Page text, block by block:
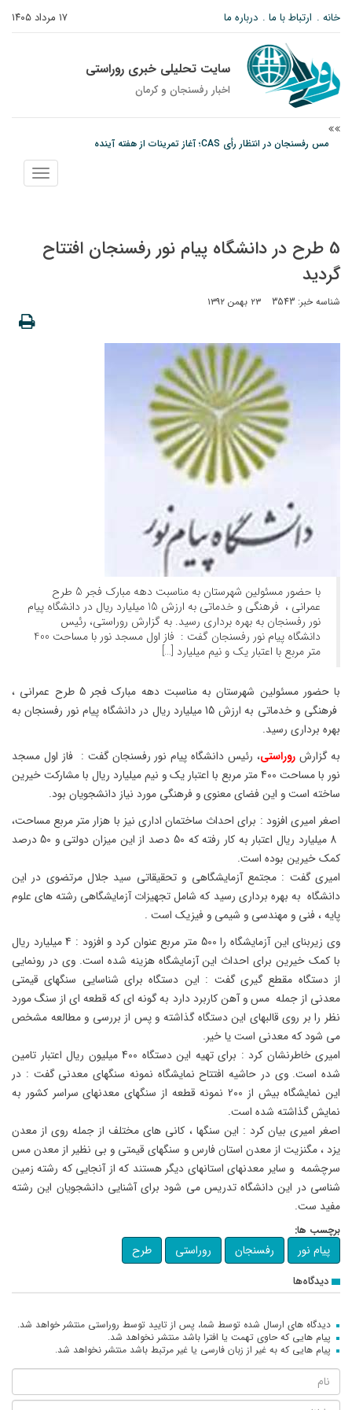
۱۷ مرداد ۱۴۰۵ خانه ارتباط با ما درباره ما
سایت تحلیلی خبری روراستی
اخبار رفسنجان و كرمان
مس رفسنجان در انتظار رأی CAS؛ آغاز تمرینات از هفته آینده
پیام رئیس کل دادگستری استان کرمان به مناسبت ۱۷ مردادماه سالروز شهادت شهید
نمایش
منو
5 طرح در دانشگاه پیام نور رفسنجان افتتاح
گردید
شناسه خبر: 3543 ۲۳ بهمن ۱۳۹۲
با حضور مسئولین شهرستان به مناسبت دهه مبارک فجر 5 طرح
عمرانی ، فرهنگی و خدماتی به ارزش 15 میلیارد ریال در دانشگاه پیام
نور رفسنجان به بهره برداری رسید. به گزارش روراستی، رئیس
دانشگاه پیام نور رفسنجان گفت : فاز اول مسجد نور با مساحت 400
متر مربع با اعتبار یک و نیم میلیارد […]
با حضور مسئولین شهرستان به مناسبت دهه مبارک فجر 5 طرح عمرانی ،
فرهنگی و خدماتی به ارزش 15 میلیارد ریال در دانشگاه پیام نور رفسنجان به
بهره برداری رسید.
به گزارش روراستی، رئیس دانشگاه پیام نور رفسنجان گفت : فاز اول مسجد
نور با مساحت 400 متر مربع با اعتبار یک و نیم میلیارد ریال با مشارکت خیرین
ساخته است و این فضای معنوی و فرهنگی مورد نیاز دانشجویان بود.
اصغر امیری افزود : برای احداث ساختمان اداری نیز با هزار متر مربع مساحت،
8 میلیارد ریال اعتبار به کار رفته که 50 دصد از این میزان دولتی و 50 درصد
کمک خیرین بوده است.
امیری گفت : مجتمع آزمایشگاهی و تحقیقاتی سید جلال مرتضوی در این
دانشگاه به بهره برداری رسید که شامل تجهیزات آزمایشگاهی رشته های علوم
پایه ، فنی و مهندسی و شیمی و فیزیک است .
وی زیربنای این آزمایشگاه را 500 متر مربع عنوان کرد و افزود : 4 میلیارد ریال
با کمک خیرین برای احداث این آزمایشگاه هزینه شده است. وی در رونمایی
از دستگاه مقطع گیری گفت : این دستگاه برای شناسایی سنگهای قیمتی
معدنی از جمله مس و آهن کاربرد دارد به گونه ای که قطعه ای از سنگ مورد
نظر را بر روی قالبهای این دستگاه گذاشته و پس از بررسی و مطالعه مشخص
می شود که معدنی است یا خیر.
امیری خاطرنشان کرد : برای تهیه این دستگاه 400 میلیون ریال اعتبار تامین
شده است. وی در حاشیه افتتاح نمایشگاه نمونه سنگهای معدنی گفت : در
این نمایشگاه بیش از 200 نمونه قطعه از سنگهای معدنهای سراسر کشور به
نمایش گذاشته شده است.
اصغر امیری بیان کرد : این سنگها ، کانی های مختلف از جمله روی از معدن
یزد ، مگنزیت از معدن استان فارس و سنگهای قیمتی و بی نظیر از معدن مس
سرچشمه و سایر معدنهای استانهای دیگر هستند که از آنجایی که رشته زمین
شناسی در این دانشگاه تدریس می شود برای آشنایی دانشجویان این رشته
مفید ست.
برچسب ها:
پیام نور رفسنجان روراستی طرح
دیدگاه‌ها
دیدگاه های ارسال شده توسط شما، پس از تایید توسط روراستی منتشر خواهد شد.
پیام هایی که حاوی تهمت یا افترا باشد منتشر نخواهد شد.
پیام هایی که به غیر از زبان فارسی یا غیر مرتبط باشد منتشر نخواهد شد.